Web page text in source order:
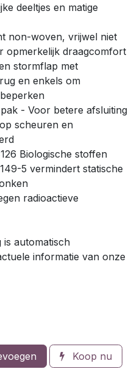
deeltjes en matige
non-woven, vrijwel niet
opmerkelijk draagcomfort
stormflap met
en enkels om
- Voor betere afsluiting
scheuren en
Biologische stoffen
5 vermindert statische
radioactieve
automatisch
informatie van onze
Koop nu